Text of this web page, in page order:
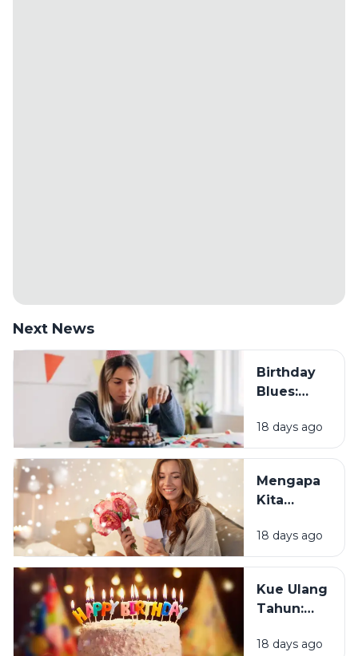
Next News
Birthday
Blues:
Sebagian
Orang
Merasa
Sedih Saat
Tahun?
18 days ago
Mengapa
Kita
Mendapat
Ucapan
Tahun?
18 days ago
Kue Ulang
Tahun:
Tradisi Ini
18 days ago